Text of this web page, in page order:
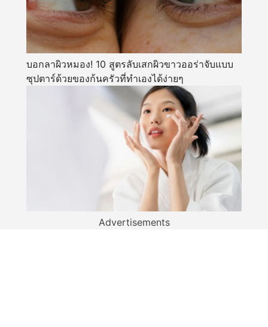
บอกลาผิวหมอง! 10 สูตรลับเสกผิวขาวออร่าจับแบบ
ซุปตาร์ด้วยของก้นครัวที่ทำเองได้ง่ายๆ
Advertisements